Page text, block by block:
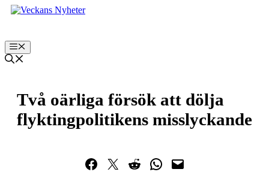
Hoppa
Meny
Två oärliga försök att dölja
flyktingpolitikens misslyckande
Dela på Facebook
Dela på TwitterDela på RedditDela i WhatsApp
Maila en länk